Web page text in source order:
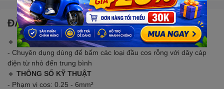
ĐẶC ĐIỂM NỔI BẬT
🔹 MÔ TẢ SẢN PHẨM
- Chuyên dụng dùng để bấm các loại đầu cos rỗng với dây cáp
điện từ nhỏ đến trung bình
🔹 THÔNG SỐ KỸ THUẬT
- Phạm vi cos: 0.25 - 6mm²